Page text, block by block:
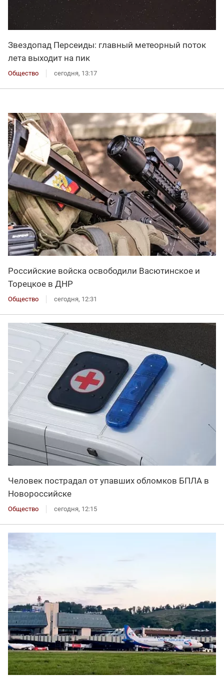
Звездопад Персеиды: главный метеорный поток
лета выходит на пик
Общество сегодня, 13:17
Российские войска освободили Васютинское и
Торецкое в ДНР
Общество сегодня, 12:31
Человек пострадал от упавших обломков БПЛА в
Новороссийске
Общество сегодня, 12:15